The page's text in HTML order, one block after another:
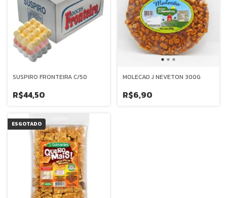
SUSPIRO FRONTEIRA C/50
R$44,50
MOLECAO J NEVETON 300G
R$6,90
ESGOTADO